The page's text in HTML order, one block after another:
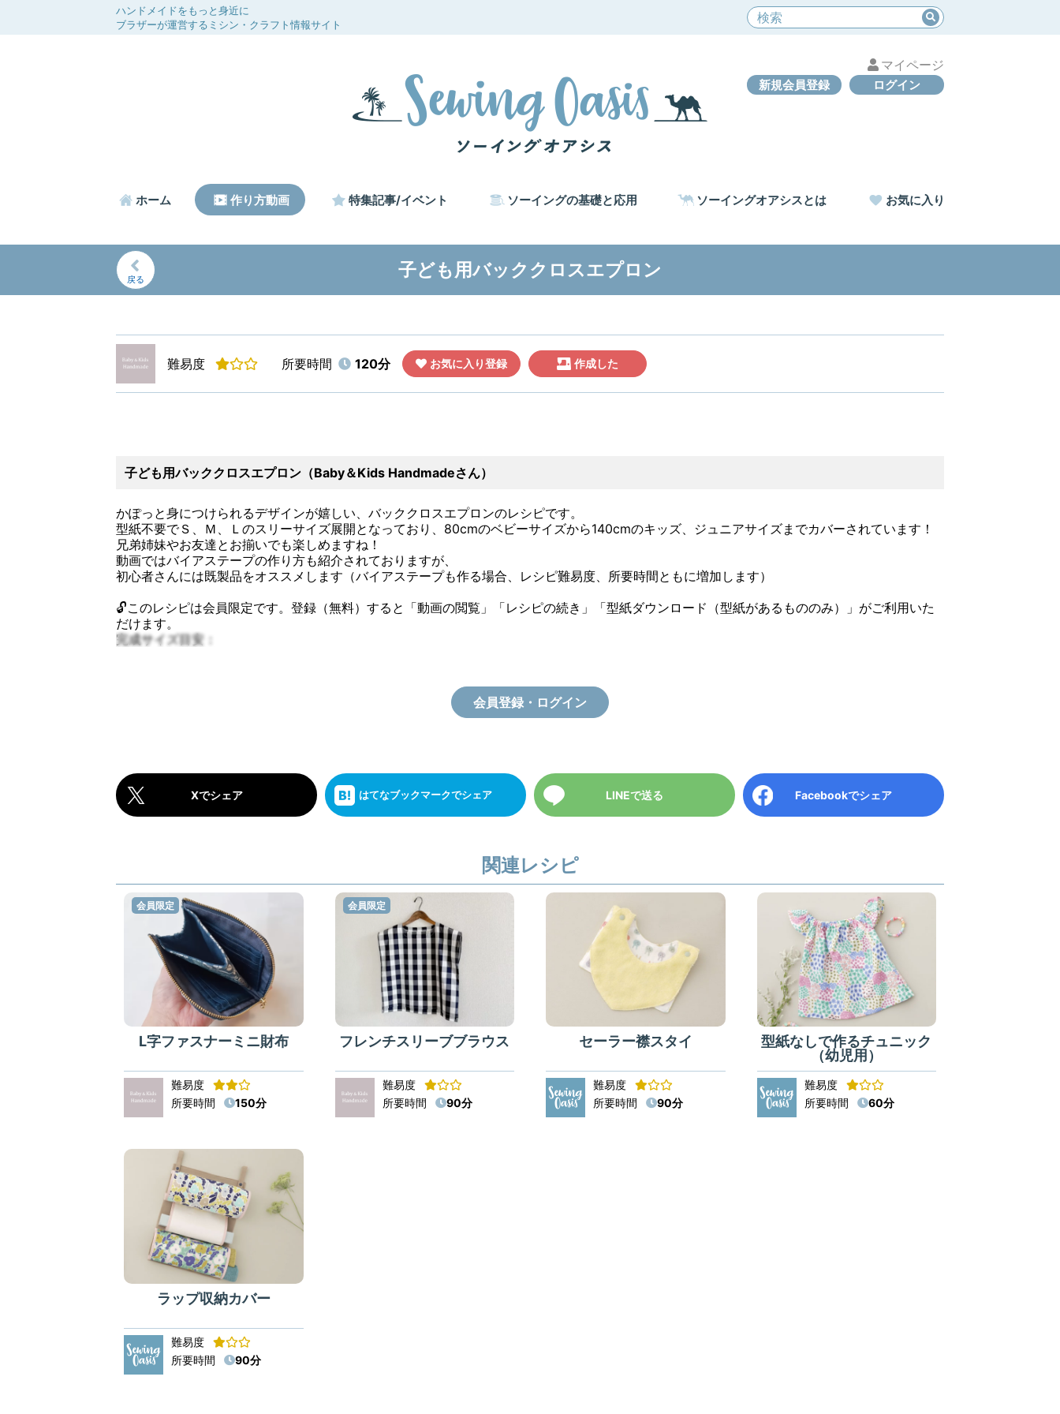
ハンドメイドをもっと身近に
ブラザーが運営するミシン・クラフト情報サイト
マイページ
ログイン
新規会員登録
ホーム 作り方動画 特集記事/イベント ソーイングの基礎と応用 ソーイングオアシスとは お気に入り
戻る 子ども用バッククロスエプロン
難易度 所要時間 120分 お気に入り登録 作成した
子ども用バッククロスエプロン（Baby＆Kids Handmadeさん）
かぽっと身につけられるデザインが嬉しい、バッククロスエプロンのレシピです。
型紙不要でＳ、Ｍ、Ｌのスリーサイズ展開となっており、80cmのベビーサイズから140cmのキッズ、ジュニアサイズまでカバーされています！
兄弟姉妹やお友達とお揃いでも楽しめますね！
動画ではバイアステープの作り方も紹介されておりますが、
初心者さんには既製品をオススメします（バイアステープも作る場合、レシピ難易度、所要時間ともに増加します）
🔓このレシピは会員限定です。登録（無料）すると「動画の閲覧」「レシピの続き」「型紙ダウンロード（型紙があるもののみ）」がご利用いた
だけます。
完成サイズ目安：
会員登録・ログイン
Xでシェア はてなブックマークでシェア LINEで送る Facebookでシェア
関連レシピ
L字ファスナーミニ財布
会員限定
難易度
所要時間
150分
フレンチスリーブブラウス
会員限定
難易度
所要時間
90分
セーラー襟スタイ
難易度
所要時間
90分
型紙なしで作るチュニック
（幼児用）
難易度
所要時間
60分
ラップ収納カバー
難易度
所要時間
90分